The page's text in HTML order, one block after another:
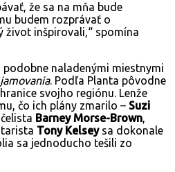
že sa na mňa bude
budem rozprávať o
život inšpirovali,“ spomína
naladenými miestnymi
jamovania. Podľa Planta pôvodne
svojho regiónu. Lenže
čo ich plány zmarilo – Suzi
Barney Morse-Brown,
Tony Kelsey sa dokonale
sa jednoducho tešili zo